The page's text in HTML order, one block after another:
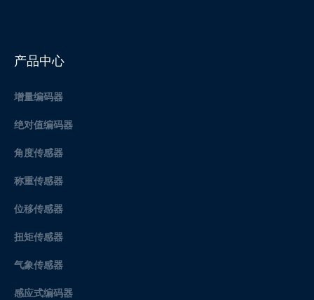
产品中心
增量编码器
绝对值编码器
角度传感器
称重传感器
位移传感器
扭矩传感器
气象传感器
感应式编码器